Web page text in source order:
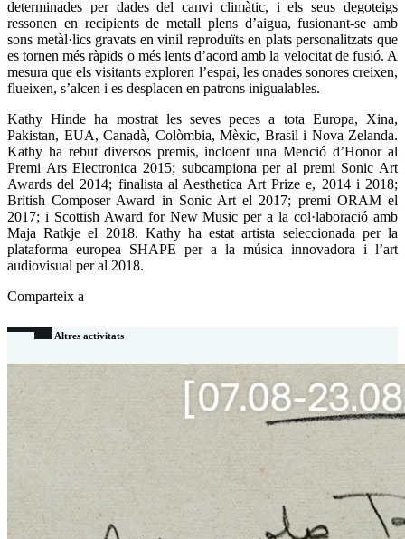
determinades per dades del canvi climàtic, i els seus degoteigs
ressonen en recipients de metall plens d’aigua, fusionant-se amb
sons metàl·lics gravats en vinil reproduïts en plats personalitzats que
es tornen més ràpids o més lents d’acord amb la velocitat de fusió. A
mesura que els visitants exploren l’espai, les onades sonores creixen,
flueixen, s’alcen i es desplacen en patrons inigualables.
Kathy Hinde ha mostrat les seves peces a tota Europa, Xina,
Pakistan, EUA, Canadà, Colòmbia, Mèxic, Brasil i Nova Zelanda.
Kathy ha rebut diversos premis, incloent una Menció d’Honor al
Premi Ars Electronica 2015; subcampiona per al premi Sonic Art
Awards del 2014; finalista al Aesthetica Art Prize e, 2014 i 2018;
British Composer Award in Sonic Art el 2017; premi ORAM el
2017; i Scottish Award for New Music per a la col·laboració amb
Maja Ratkje el 2018. Kathy ha estat artista seleccionada per la
plataforma europea SHAPE per a la música innovadora i l’art
audiovisual per al 2018.
Comparteix a
Altres activitats